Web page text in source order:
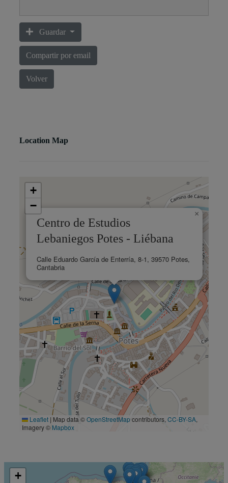
Guardar
Compartir por email
Volver
Location Map
Centro de Estudios
Lebaniegos Potes - Liébana
Calle Eduardo García de Enterría, 8-1, 39570 Potes,
Cantabria
×
+
−
Leaflet | Map data ©OpenStreetMapcontributors,CC-BY-SA,
Imagery © Mapbox
+